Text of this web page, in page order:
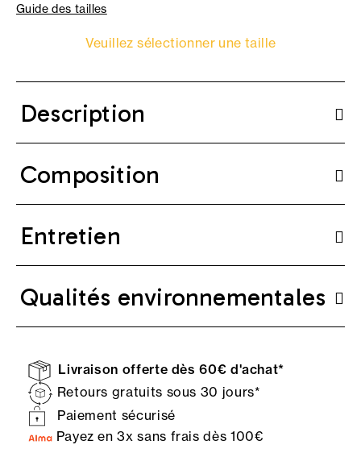
Guide des tailles
Veuillez sélectionner une taille
Description
Composition
Entretien
Qualités environnementales
Livraison offerte dès 60€ d'achat*
Retours gratuits sous 30 jours*
Paiement sécurisé
Payez en 3x sans frais dès 100€